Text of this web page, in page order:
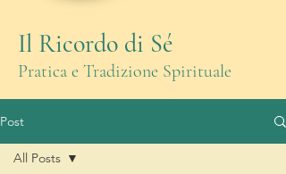
Il Ricordo di Sé
Pratica e Tradizione Spirituale
Post
All Posts